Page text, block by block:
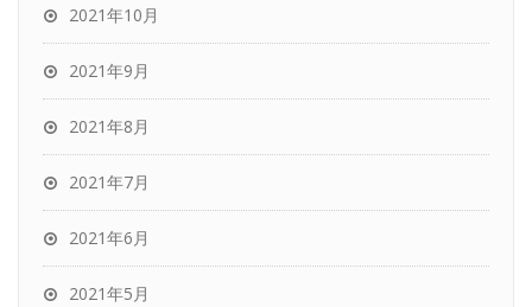
2021年10月
2021年9月
2021年8月
2021年7月
2021年6月
2021年5月